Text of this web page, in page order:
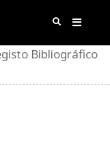
Bibliográfico